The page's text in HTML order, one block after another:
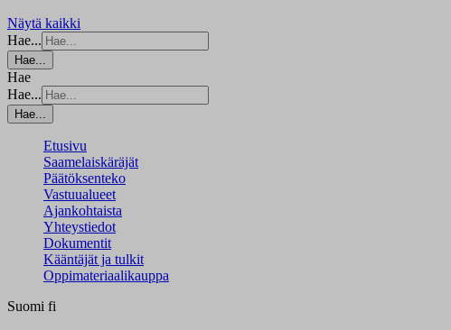
Näytä kaikki
Hae...
Hae...
Hae
Hae...
Hae...
Etusivu
Saamelaiskäräjät
Päätöksenteko
Vastuualueet
Ajankohtaista
Yhteystiedot
Dokumentit
Kääntäjät ja tulkit
Oppimateriaalikauppa
Suomi fi